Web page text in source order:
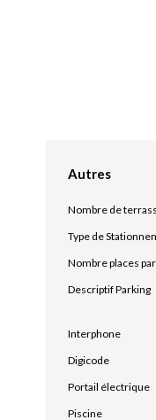
Autres
Nombre de
Type de
Nombre places
Descriptif Parking
Interphone
Digicode
Portail électrique
Piscine